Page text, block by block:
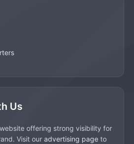
Us
offering strong visibility for
Visit our advertising page to